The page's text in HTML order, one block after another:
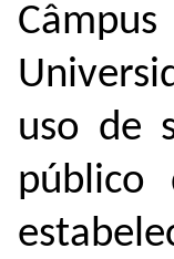
uso de
público